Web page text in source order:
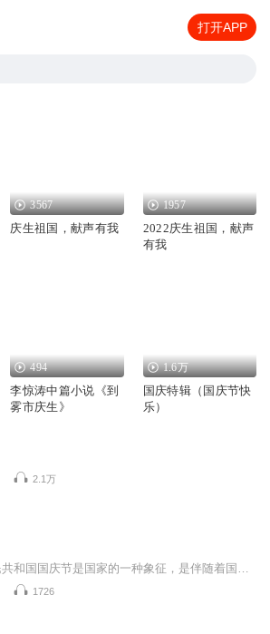
打开APP
3567
庆生祖国，献声有我
1957
2022庆生祖国，献声
有我
494
李惊涛中篇小说《到
雾市庆生》
1.6万
国庆特辑（国庆节快
乐）
2.1万
1726